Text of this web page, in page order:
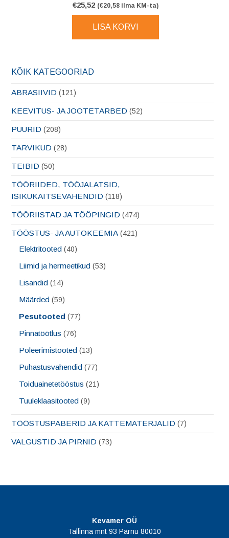
€25,52 (€20,58 ilma KM-ta)
LISA KORVI
KÕIK KATEGOORIAD
ABRASIIVID (121)
KEEVITUS- JA JOOTETARBED (52)
PUURID (208)
TARVIKUD (28)
TEIBID (50)
TÖÖRIIDED, TÖÖJALATSID,
ISIKUKAITSEVAHENDID (118)
TÖÖRIISTAD JA TÖÖPINGID (474)
TÖÖSTUS- JA AUTOKEEMIA (421)
Elektritooted (40)
Liimid ja hermeetikud (53)
Lisandid (14)
Määrded (59)
Pesutooted (77)
Pinnatöötlus (76)
Poleerimistooted (13)
Puhastusvahendid (77)
Toiduainetetööstus (21)
Tuuleklaasitooted (9)
TÖÖSTUSPABERID JA KATTEMATERJALID (7)
VALGUSTID JA PIRNID (73)
Kevamer OÜ
Tallinna mnt 93 Pärnu 80010